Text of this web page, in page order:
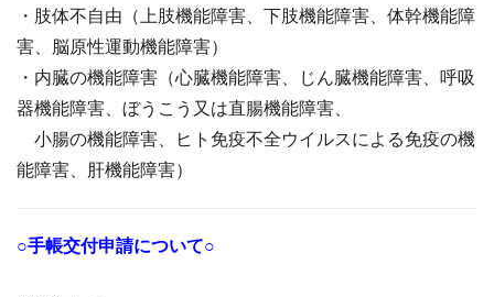
・肢体不自由（上肢機能障害、下肢機能障害、体幹機能障
害、脳原性運動機能障害）
・内臓の機能障害（心臓機能障害、じん臓機能障害、呼吸
器機能障害、ぼうこう又は直腸機能障害、
小腸の機能障害、ヒト免疫不全ウイルスによる免疫の機
能障害、肝機能障害）
○手帳交付申請について○